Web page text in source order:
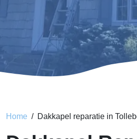
Home Dakkapel reparatie in